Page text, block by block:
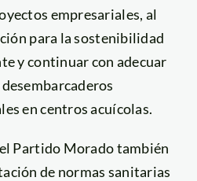
empresariales, al
para la sostenibilidad
y continuar con adecuar
en centros acuícolas.
Partido Morado también
de normas sanitarias